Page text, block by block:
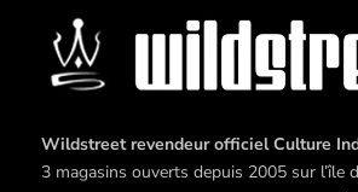
Wildstreet revendeur officiel Culture
3 magasins ouverts depuis 2005 sur l’île